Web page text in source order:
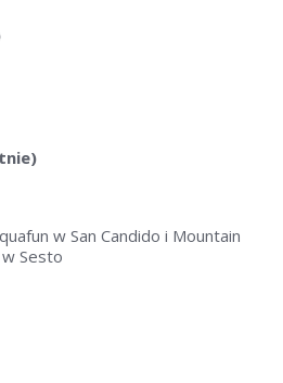
w San Candido i Mountain
Sesto